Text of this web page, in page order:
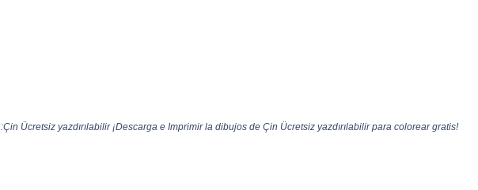
:Çin Ücretsiz yazdırılabilir ¡Descarga e Imprimir la dibujos de Çin Ücretsiz yazdırılabilir para colorear gratis!